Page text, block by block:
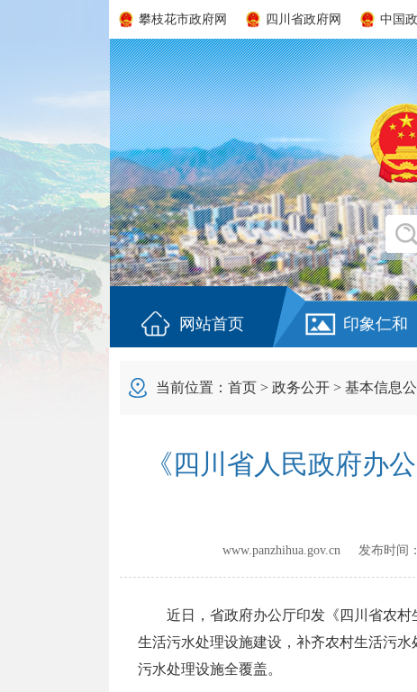
攀枝花市政府网 四川省政府网 中国
网站首页 印象仁和
当前位置： 首页 > 政务公开 > 基本信息
《四川省人民政府办
www.panzhihua.gov.cn 发布时间：
近日，省政府办公厅印发《四川省农
生活污水处理设施建设，补齐农村生活污
污水处理设施全覆盖。